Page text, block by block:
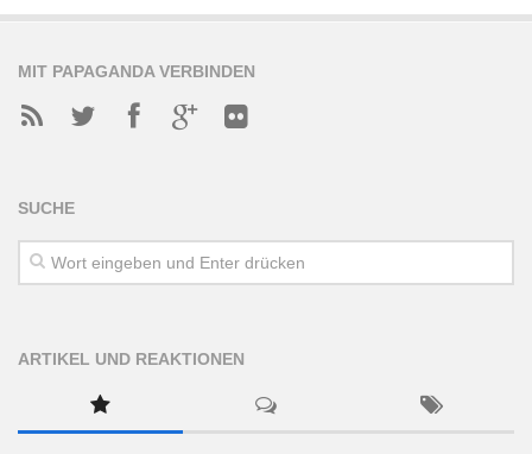
MIT PAPAGANDA VERBINDEN
SUCHE
ARTIKEL UND REAKTIONEN